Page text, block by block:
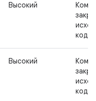
Высокий
Высокий